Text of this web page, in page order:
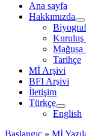
Ana sayfa
Hakkımızda
Kuruluş
Mağusa
Tarihçe
Mİ Arşivi
BFI Arşivi
İletişim
Türkçe
English
Başlangıç » Mİ